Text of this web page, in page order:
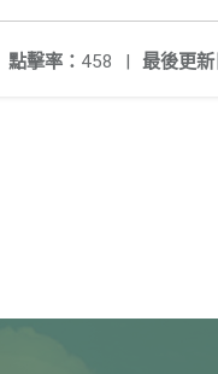
最後更新
點擊率： 458 |